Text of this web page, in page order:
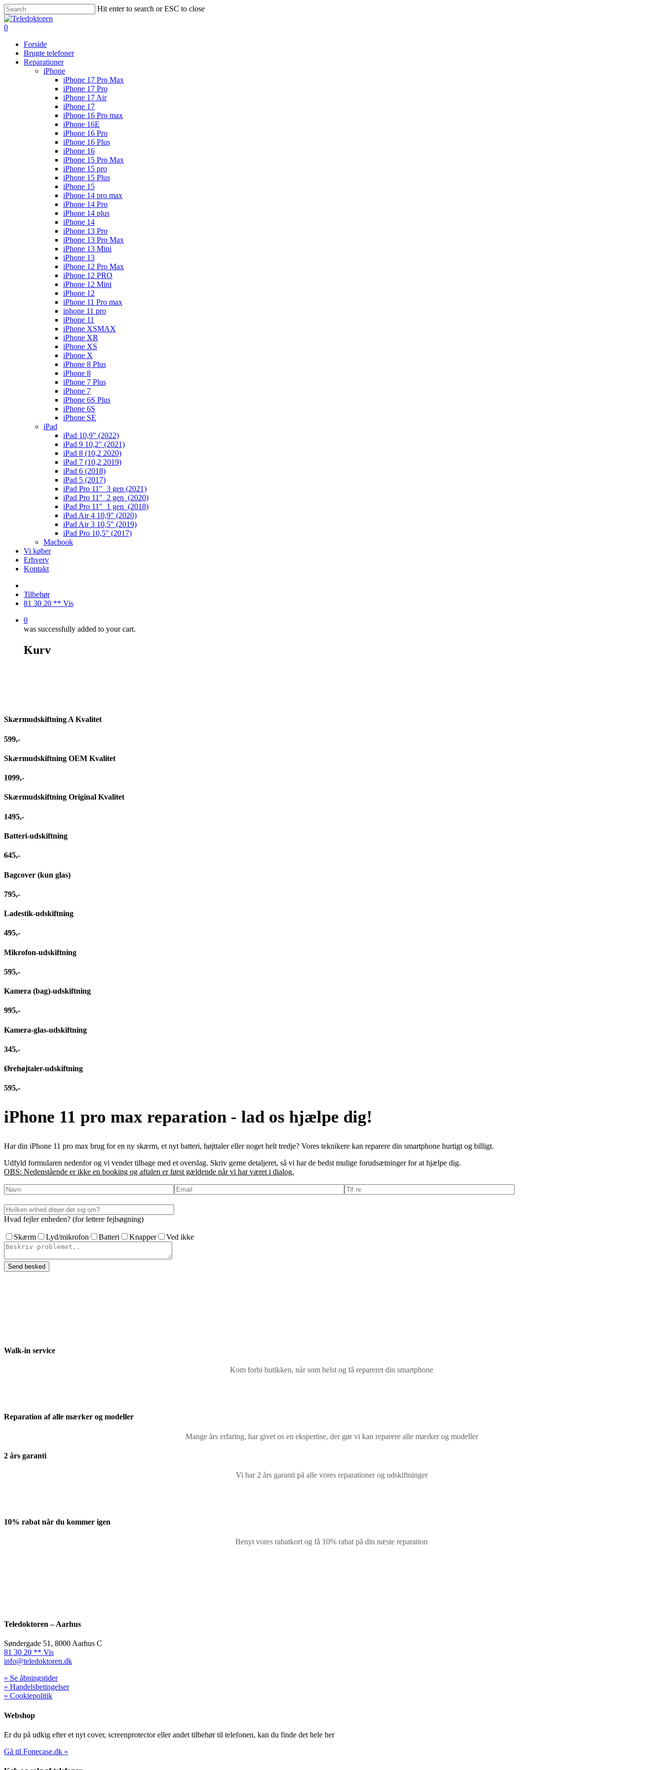
Hit enter to search or ESC to close
0
Forside
Brugte telefoner
Reparationer
iPhone
iPhone 17 Pro Max
iPhone 17 Pro
iPhone 17 Air
iPhone 17
iPhone 16 Pro max
iPhone 16E
iPhone 16 Pro
iPhone 16 Plus
iPhone 16
iPhone 15 Pro Max
iPhone 15 pro
iPhone 15 Plus
iPhone 15
iPhone 14 pro max
iPhone 14 Pro
iPhone 14 plus
iPhone 14
iPhone 13 Pro
iPhone 13 Pro Max
iPhone 13 Mini
iPhone 13
iPhone 12 Pro Max
iPhone 12 PRO
iPhone 12 Mini
iPhone 12
iPhone 11 Pro max
iphone 11 pro
iPhone 11
iPhone XSMAX
iPhone XR
iPhone XS
iPhone X
iPhone 8 Plus
iPhone 8
iPhone 7 Plus
iPhone 7
iPhone 6S Plus
iPhone 6S
iPhone SE
iPad
iPad 10,9″ (2022)
iPad 9 10,2″ (2021)
iPad 8 (10,2 2020)
iPad 7 (10,2 2019)
iPad 6 (2018)
iPad 5 (2017)
iPad Pro 11″ 3 gen (2021)
iPad Pro 11″ 2 gen (2020)
iPad Pro 11″ 1 gen (2018)
iPad Air 4 10,9″ (2020)
iPad Air 3 10,5″ (2019)
iPad Pro 10,5″ (2017)
Macbook
Vi køber
Erhverv
Kontakt
Tilbehør
81 30 20 ** Vis
0
was successfully added to your cart.
Kurv
Skærmudskiftning A Kvalitet
599,-
Skærmudskiftning OEM Kvalitet
1099,-
Skærmudskiftning Original Kvalitet
1495,-
Batteri-udskiftning
645,-
Bagcover (kun glas)
795,-
Ladestik-udskiftning
495,-
Mikrofon-udskiftning
595,-
Kamera (bag)-udskiftning
995,-
Kamera-glas-udskiftning
345,-
Ørehøjtaler-udskiftning
595,-
iPhone 11 pro max reparation - lad os hjælpe dig!
Har din iPhone 11 pro max brug for en ny skærm, et nyt batteri, højttaler eller noget helt tredje? Vores teknikere kan reparere din smartphone hurtigt og billigt.
Udfyld formularen nedenfor og vi vender tilbage med et overslag. Skriv gerne detaljeret, så vi har de bedst mulige forudsætninger for at hjælpe dig.
OBS: Nedenstående er ikke en booking og aftalen er først gældende når vi har været i dialog.
Hvad fejler enheden? (for lettere fejlsøgning)
Skærm Lyd/mikrofon Batteri Knapper Ved ikke
Walk-in service
Kom forbi butikken, når som helst og få repareret din smartphone
Reparation af alle mærker og modeller
Mange års erfaring, har givet os en ekspertise, der gør vi kan reparere alle mærker og modeller
2 års garanti
Vi har 2 års garanti på alle vores reparationer og udskiftninger
10% rabat når du kommer igen
Benyt vores rabatkort og få 10% rabat på din næste reparation
Teledoktoren – Aarhus
Søndergade 51, 8000 Aarhus C
81 30 20 ** Vis
info@teledoktoren.dk
» Se åbningstider
» Handelsbetingelser
» Cookiepolitik
Webshop
Er du på udkig efter et nyt cover, screenprotector eller andet tilbehør til telefonen, kan du finde det hele her
Gå til Fonecase.dk »